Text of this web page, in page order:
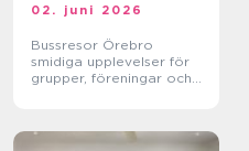
02. juni 2026
Bussresor Örebro
smidiga upplevelser för
grupper, föreningar och